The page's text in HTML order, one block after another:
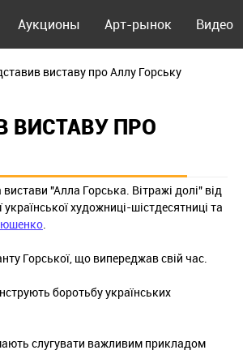
Аукционы Арт-рынок Видео
виставу про Аллу Горську
ВИСТАВУ ПРО
"Алла Горська. Вітражі долі" від
художниці-шістдесятниці та
.
Горської, що випереджав свій час.
боротьбу українських
слугувати важливим прикладом